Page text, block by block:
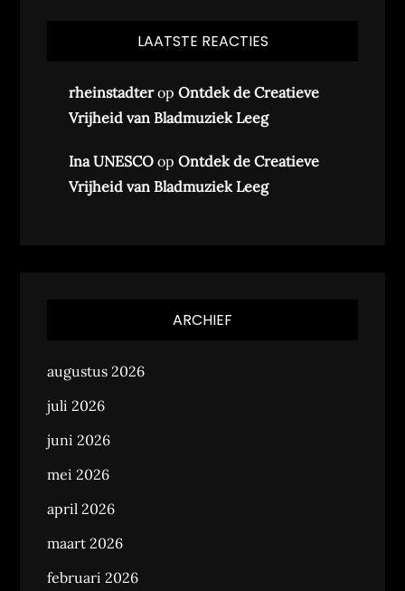
LAATSTE REACTIES
rheinstadteropOntdek de Creatieve
Vrijheid van Bladmuziek Leeg
Ina UNESCO opOntdek de Creatieve
Vrijheid van Bladmuziek Leeg
ARCHIEF
augustus 2026
juli 2026
juni 2026
mei 2026
april 2026
maart 2026
februari 2026